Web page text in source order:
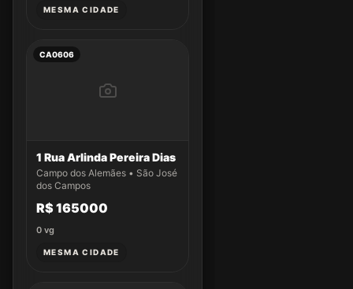
MESMA CIDADE
CA0606
1 Rua Arlinda Pereira Dias
Campo dos Alemães • São José
dos Campos
R$ 165000
0 vg
MESMA CIDADE